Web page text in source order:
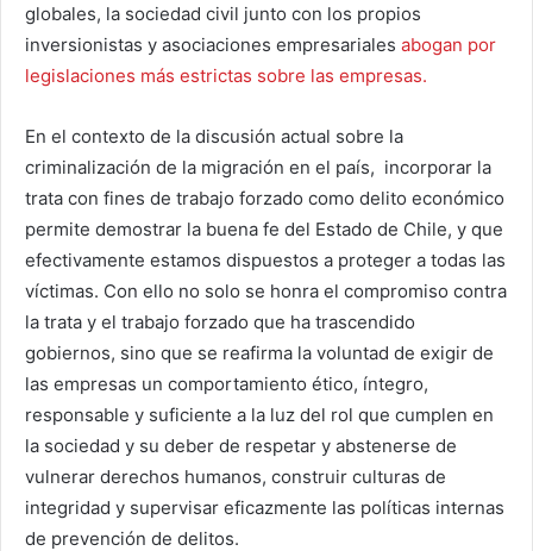
globales, la sociedad civil junto con los propios
inversionistas y asociaciones empresariales abogan por
legislaciones más estrictas sobre las empresas.
En el contexto de la discusión actual sobre la
criminalización de la migración en el país, incorporar la
trata con fines de trabajo forzado como delito económico
permite demostrar la buena fe del Estado de Chile, y que
efectivamente estamos dispuestos a proteger a todas las
víctimas. Con ello no solo se honra el compromiso contra
la trata y el trabajo forzado que ha trascendido
gobiernos, sino que se reafirma la voluntad de exigir de
las empresas un comportamiento ético, íntegro,
responsable y suficiente a la luz del rol que cumplen en
la sociedad y su deber de respetar y abstenerse de
vulnerar derechos humanos, construir culturas de
integridad y supervisar eficazmente las políticas internas
de prevención de delitos.